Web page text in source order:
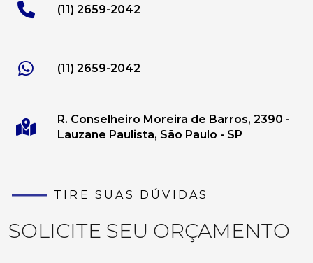
(11) 2659-2042
(11) 2659-2042
R. Conselheiro Moreira de Barros, 2390 -
Lauzane Paulista, São Paulo - SP
TIRE SUAS DÚVIDAS
SOLICITE SEU ORÇAMENTO